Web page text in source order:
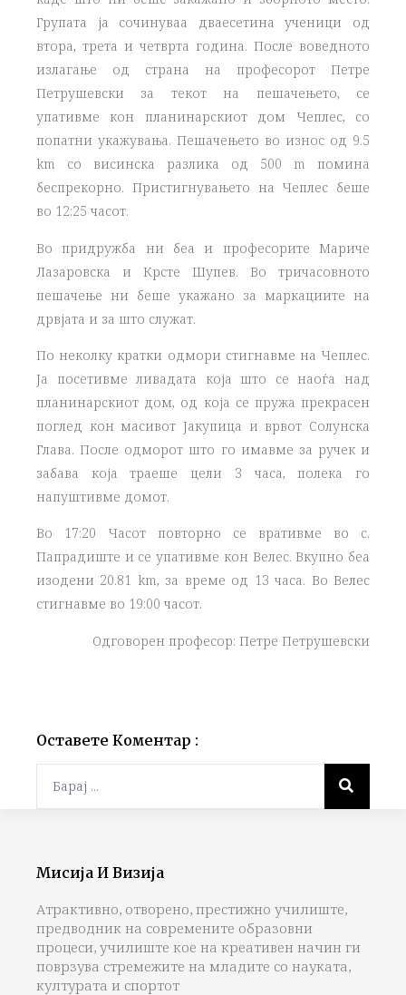
Групата ја сочинуваа дваесетина ученици од
втора, трета и четврта година. После воведното
излагање од страна на професорот Петре
Петрушевски за текот на пешачењето, се
упативме кон планинарскиот дом Чеплес, со
попатни укажувања. Пешачењето во износ од 9.5
km со висинска разлика од 500 m помина
беспрекорно. Пристигнувањето на Чеплес беше
во 12:25 часот.
Во придружба ни беа и професорите Мариче
Лазаровска и Крсте Шупев. Во тричасовното
пешачење ни беше укажано за маркациите на
дрвјата и за што служат.
По неколку кратки одмори стигнавме на Чеплес.
Ја посетивме ливадата која што се наоѓа над
планинарскиот дом, од која се пружа прекрасен
поглед кон масивот Јакупица и врвот Солунска
Глава. После одморот што го имавме за ручек и
забава која траеше цели 3 часа, полека го
напуштивме домот.
Во 17:20 Часот повторно се вративме во с.
Папрадиште и се упативме кон Велес. Вкупно беа
изодени 20.81 km, за време од 13 часа. Во Велес
стигнавме во 19:00 часот.
Одговорeн професор: Петре Петрушевски
Оставете Коментар :
Мисија И Визија
Атрактивно, отворено, престижно училиште,
предводник на современите образовни
процеси, училиште кое на креативен начин ги
поврзува стремежите на младите со науката,
културата и спортот